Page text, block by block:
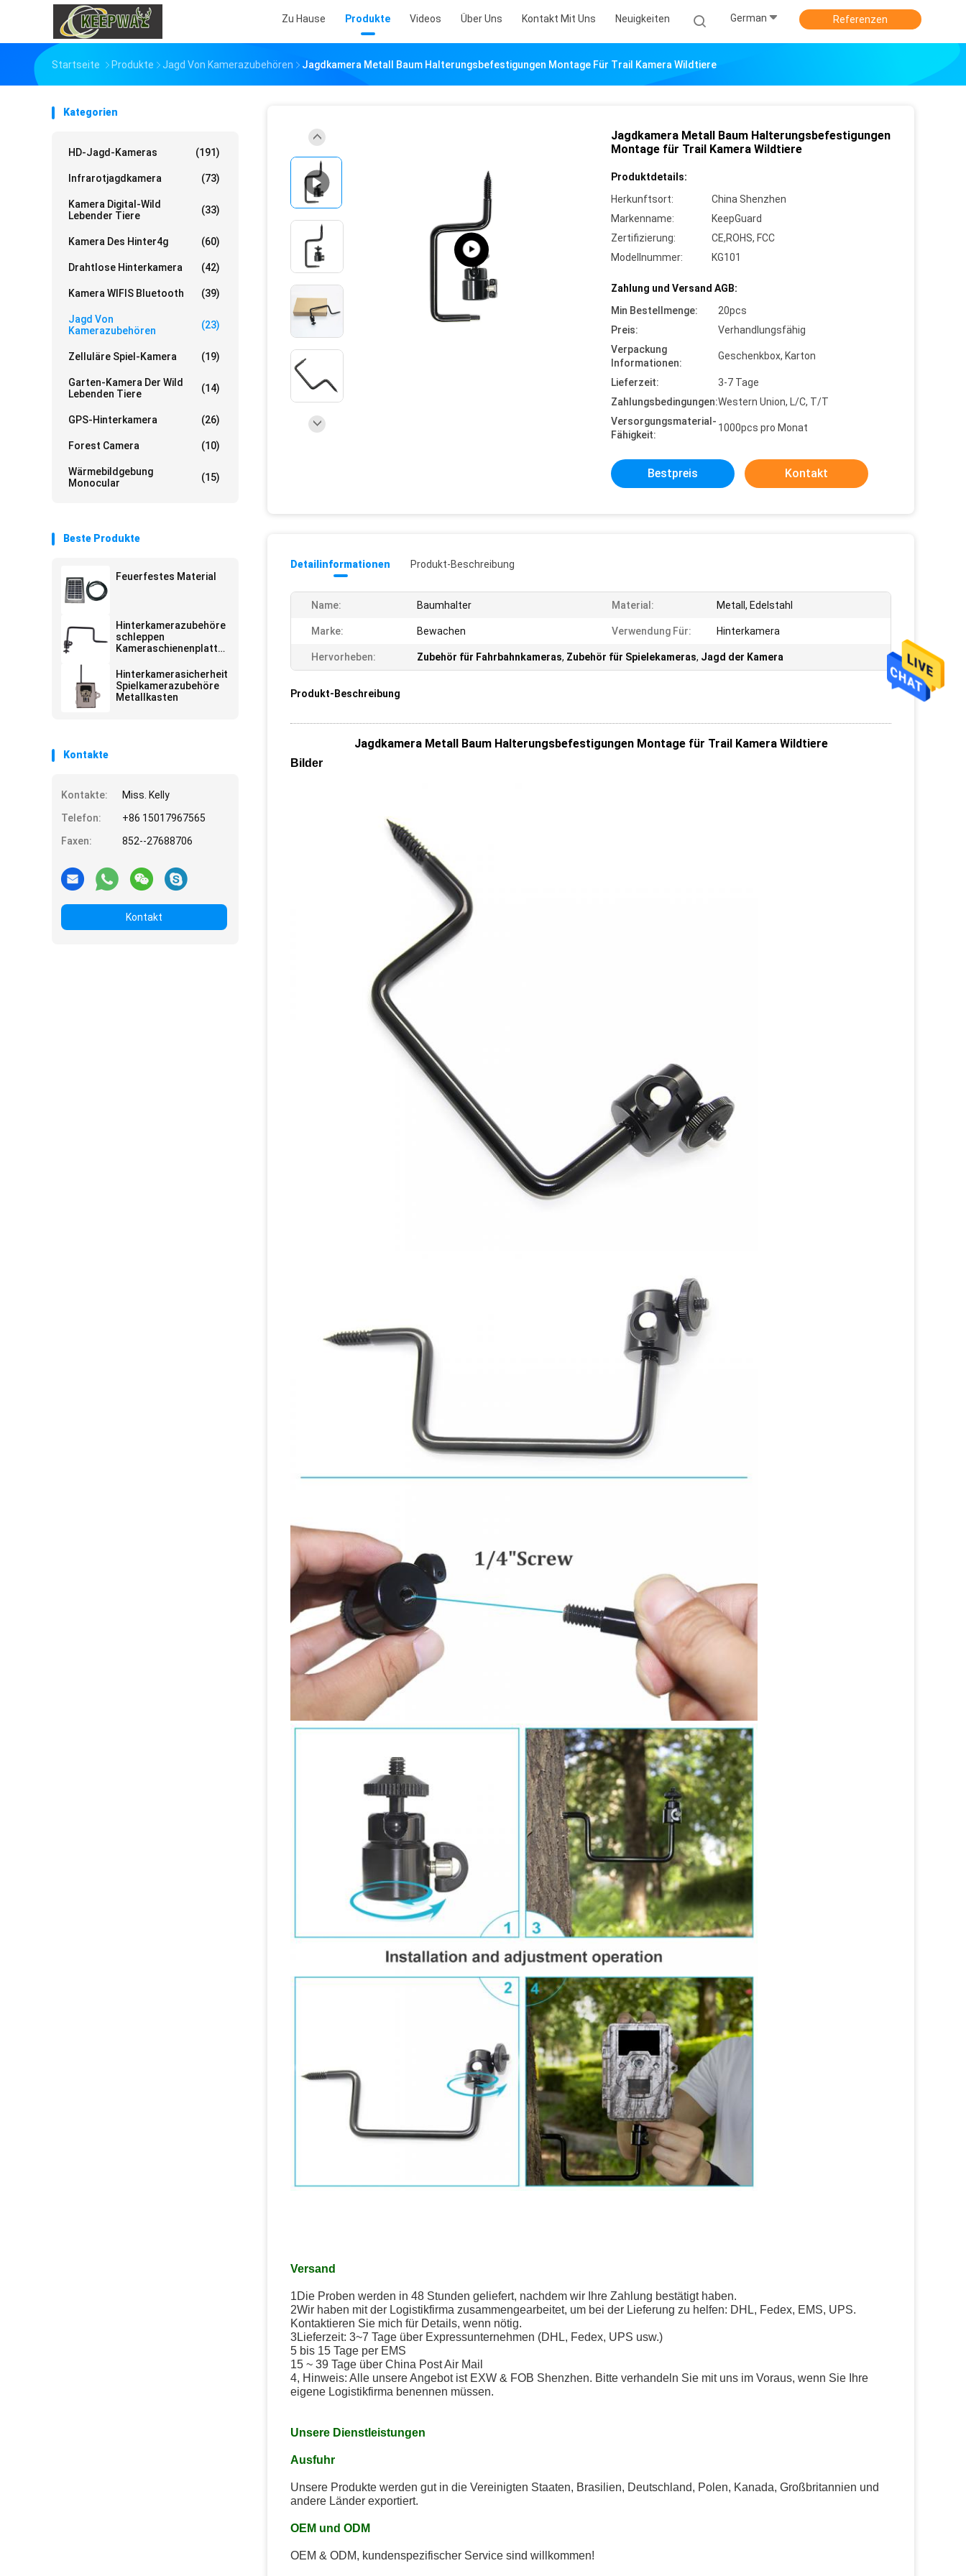
Zu Hause Produkte Videos Über Uns Kontakt Mit Uns Neuigkeiten German Referenzen
Startseite Produkte Jagd Von Kamerazubehören Jagdkamera Metall Baum Halterungsbefestigungen Montage Für Trail Kamera Wildtiere
Kategorien
HD-Jagd-Kameras (191)
Infrarotjagdkamera (73)
Kamera Digital-Wild
Lebender Tiere
(33)
Kamera Des Hinter4g (60)
Drahtlose Hinterkamera (42)
Kamera WIFIS Bluetooth (39)
Jagd Von
Kamerazubehören
(23)
Zelluläre Spiel-Kamera (19)
Garten-Kamera Der Wild
Lebenden Tiere
(14)
GPS-Hinterkamera (26)
Forest Camera (10)
Wärmebildgebung
Monocular
(15)
Beste Produkte
Feuerfestes Material
Hinterkamerazubehöre
schleppen
Kameraschienenplatten
Hinterkamerasicherheitskasten
Spielkamerazubehöre
Metallkasten
Kontakte
Kontakte:
Miss. Kelly
Telefon:
+86 15017967565
Faxen:
852--27688706
Kontakt
Jagdkamera Metall Baum Halterungsbefestigungen
Montage für Trail Kamera Wildtiere
Produktdetails:
Herkunftsort:
China Shenzhen
Markenname:
KeepGuard
Zertifizierung:
CE,ROHS, FCC
Modellnummer:
KG101
Zahlung und Versand AGB:
Min Bestellmenge:
20pcs
Preis:
Verhandlungsfähig
Verpackung
Informationen:
Geschenkbox, Karton
Lieferzeit:
3-7 Tage
Zahlungsbedingungen:Western Union, L/C, T/T
Versorgungsmaterial-
Fähigkeit:
1000pcs pro Monat
Bestpreis Kontakt
Detailinformationen Produkt-Beschreibung
Name: Baumhalter Material: Metall, Edelstahl
Marke: Bewachen Verwendung Für: Hinterkamera
Hervorheben: Zubehör für Fahrbahnkameras, Zubehör für Spielekameras, Jagd der Kamera
Produkt-Beschreibung
Jagdkamera Metall Baum Halterungsbefestigungen Montage für Trail Kamera Wildtiere
Bilder
Versand
1Die Proben werden in 48 Stunden geliefert, nachdem wir Ihre Zahlung bestätigt haben.
2Wir haben mit der Logistikfirma zusammengearbeitet, um bei der Lieferung zu helfen: DHL, Fedex, EMS, UPS.
Kontaktieren Sie mich für Details, wenn nötig.
3Lieferzeit: 3~7 Tage über Expressunternehmen (DHL, Fedex, UPS usw.)
5 bis 15 Tage per EMS
15 ~ 39 Tage über China Post Air Mail
4, Hinweis: Alle unsere Angebot ist EXW & FOB Shenzhen. Bitte verhandeln Sie mit uns im Voraus, wenn Sie Ihre
eigene Logistikfirma benennen müssen.
Unsere Dienstleistungen
Ausfuhr
Unsere Produkte werden gut in die Vereinigten Staaten, Brasilien, Deutschland, Polen, Kanada, Großbritannien und
andere Länder exportiert.
OEM und ODM
OEM & ODM, kundenspezifischer Service sind willkommen!